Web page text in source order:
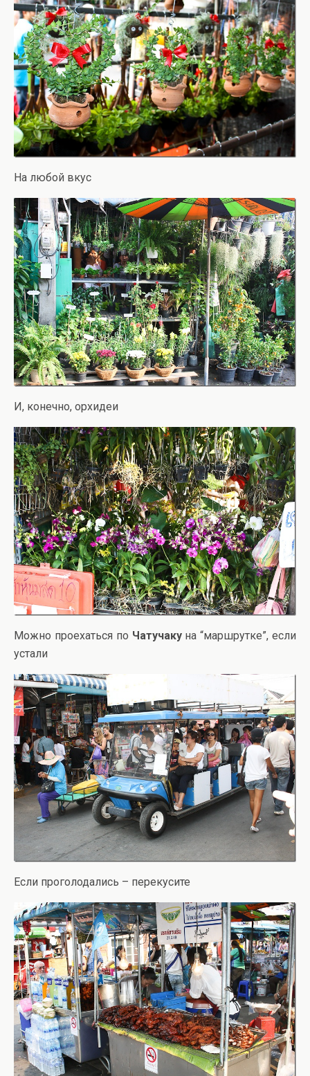
На любой вкус
И, конечно, орхидеи
Можно проехаться по Чатучакуна “маршрутке”, если
устали
Если проголодались – перекусите